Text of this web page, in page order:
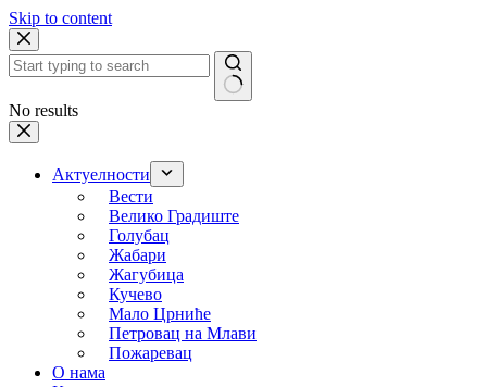
Skip to content
No results
Актуелности
Вести
Велико Градиште
Голубац
Жабари
Жагубица
Кучево
Мало Црниће
Петровац на Млави
Пожаревац
О нама